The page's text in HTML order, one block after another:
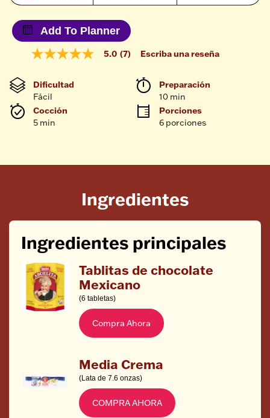
Add To Planner
5.0
estrellas,
valor
medio
de
valoración.
Enlace
5.0 (7) Escriba una reseña
Dificultad
Fácil
Preparación
10 min
Cocción
5 min
Porciones
6 porciones
Ingredientes
Ingredientes principales
Tablitas de chocolate
Mexicano
(6 tabletas)
Compra Ahora
Media Crema
(Lata de 7.6 onzas)
COMPRA AHORA